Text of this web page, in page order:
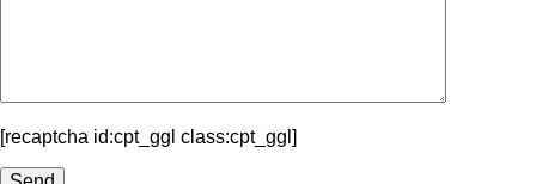
[recaptcha id:cpt_ggl class:cpt_ggl]